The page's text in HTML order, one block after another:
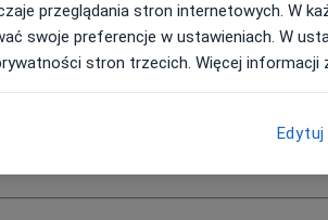
bardzo bym chciał). Za każdym
Rozmawiałem na ten temat z
– która dziewczyna chciałaby rozmawiać
byłem tak zdesperowany, że kupiłem
zacznę działać, muszę pokonać swój
przeglądania stron internetowych. W
swoje preferencje w ustawieniach. W
stron trzecich. Więcej informacji